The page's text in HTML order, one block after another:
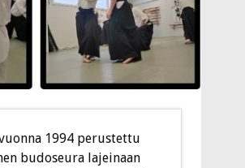
1994 perustettu
budoseura lajeinaan